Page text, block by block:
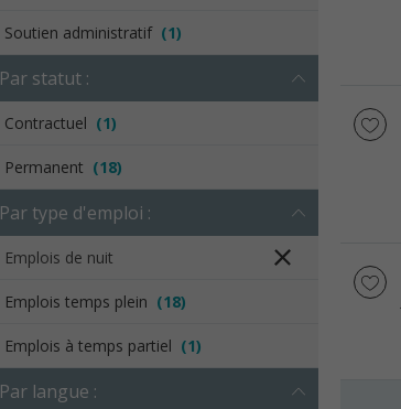
Soutien administratif (1)
Par statut :
Contractuel (1)
Permanent (18)
Par type d'emploi :
Emplois de nuit
Emplois temps plein (18)
Emplois à temps partiel (1)
Par langue :